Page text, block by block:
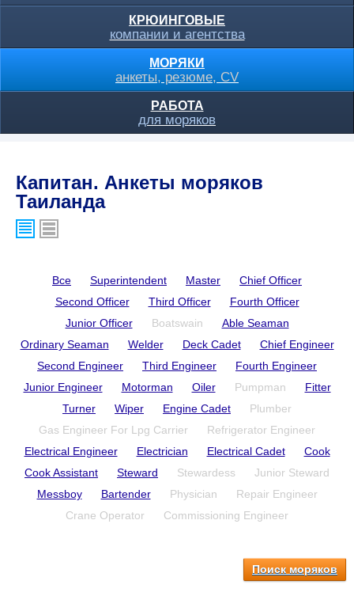
КРЮИНГОВЫЕ
компании и агентства
МОРЯКИ
анкеты, резюме, CV
РАБОТА
для моряков
Капитан. Анкеты моряков
Таиланда
Все Superintendent Master
Chief Officer
Second Officer
Third Officer
Fourth Officer
Junior Officer
Boatswain
Able Seaman
Ordinary Seaman
Welder Deck Cadet
Chief Engineer
Second Engineer
Third Engineer
Fourth Engineer
Junior Engineer
Motorman Oiler Pumpman
Fitter
Turner
Wiper Engine Cadet
Plumber
Gas Engineer For Lpg Carrier
Refrigerator Engineer
Electrical Engineer
Electrician Electrical Cadet
Cook
Cook Assistant
Steward Stewardess
Junior Steward
Messboy
Bartender Physician
Repair Engineer
Crane Operator
Commissioning Engineer
Поиск моряков